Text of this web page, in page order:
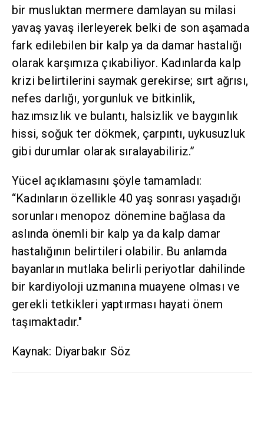
bir musluktan mermere damlayan su milasi
yavaş yavaş ilerleyerek belki de son aşamada
fark edilebilen bir kalp ya da damar hastalığı
olarak karşımıza çıkabiliyor. Kadınlarda kalp
krizi belirtilerini saymak gerekirse; sırt ağrısı,
nefes darlığı, yorgunluk ve bitkinlik,
hazımsızlık ve bulantı, halsizlik ve baygınlık
hissi, soğuk ter dökmek, çarpıntı, uykusuzluk
gibi durumlar olarak sıralayabiliriz.”
Yücel açıklamasını şöyle tamamladı:
“Kadınların özellikle 40 yaş sonrası yaşadığı
sorunları menopoz dönemine bağlasa da
aslında önemli bir kalp ya da kalp damar
hastalığının belirtileri olabilir. Bu anlamda
bayanların mutlaka belirli periyotlar dahilinde
bir kardiyoloji uzmanına muayene olması ve
gerekli tetkikleri yaptırması hayati önem
taşımaktadır."
Kaynak: Diyarbakır Söz